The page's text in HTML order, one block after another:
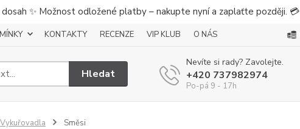
dosah ✨ Možnost odložené platby – nakupte nyní a zaplaťte později. 💳
KONTAKTY RECENZE VIP KLUB O NÁS
Hledat
Nevíte si rady? Zavolejte.
+420 737982974
Po-pá 9 - 17h
Vykuřovadla Směsi